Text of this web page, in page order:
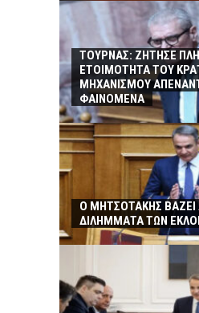
ΤΟΥΡΝΑΣ: ΖΗΤΗΣΕ
ΕΤΟΙΜΟΤΗΤΑ ΤΟΥ
ΜΗΧΑΝΙΣΜΟΥ
ΦΑΙΝΟΜΕΝΑ
Ο ΜΗΤΣΟΤΑΚΗΣ
ΔΙΛΗΜΜΑΤΑ ΤΩΝ